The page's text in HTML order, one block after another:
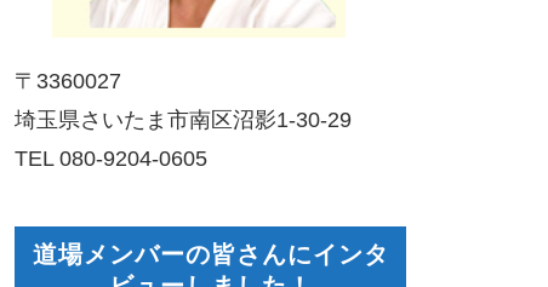
〒3360027
埼玉県さいたま市南区沼影1-30-29
TEL 080-9204-0605
道場メンバーの皆さんにインタ